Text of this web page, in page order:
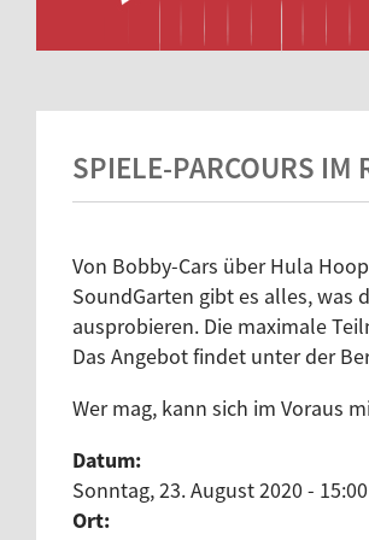
SPIELE-PARCOURS IM
Von Bobby-Cars über Hula
SoundGarten gibt es alles, was
ausprobieren. Die maximale
Das Angebot findet unter der
Wer mag, kann sich im Voraus
Datum:
Sonntag, 23. August 2020 - 15:00
Ort: